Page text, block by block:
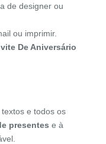
de designer ou
ou imprimir.
De Aniversário
e todos os
presentes e à